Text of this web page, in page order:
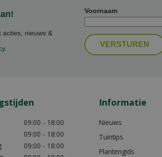
acties, nieuws &
.
Voornaam
09:00 - 18:00
09:00 - 18:00
09:00 - 18:00
Informatie
Nieuws
Tuintips
Plantengids